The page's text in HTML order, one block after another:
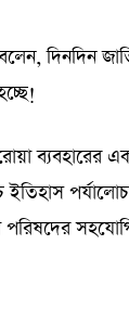
দিনদিন
ব্যবহারের
পরিষদের